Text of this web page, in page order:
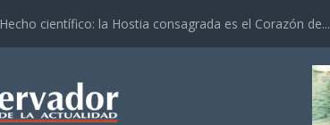
Hecho científico: la Hostia consagrada es el Corazón de...